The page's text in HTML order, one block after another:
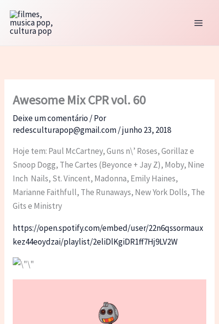
para
Awesome Mix CPR vol. 60
Deixe um comentário/ Por
redesculturapop@gmail.com/junho 23, 2018
Hoje tem: Paul McCartney, Guns n\’ Roses, Gorillaz e
Snoop Dogg, The Cartes (Beyonce + Jay Z), Moby, Nine
Inch Nails, St. Vincent, Madonna, Emily Haines,
Marianne Faithfull, The Runaways, New York Dolls, The
Gits e Ministry
https://open.spotify.com/embed/user/22n6qssormaux
kez44eoydzai/playlist/2eliDlKgiDR1ff7Hj9LV2W